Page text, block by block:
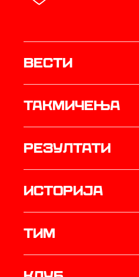
Вести
Такмичења
резултати
историја
ТИМ